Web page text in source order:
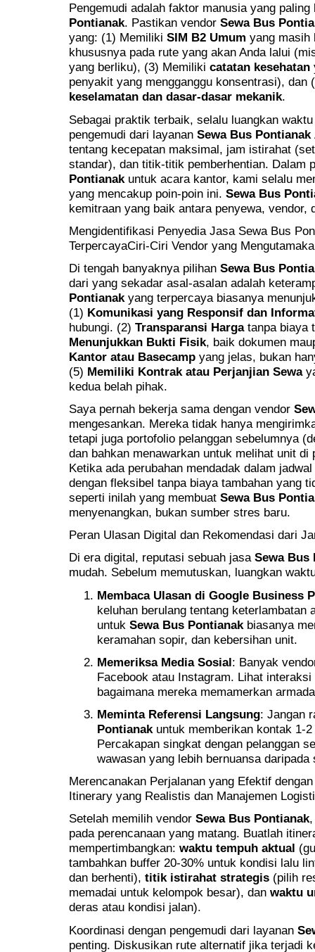
Pengemudi adalah faktor manusia yang
Pontianak. Pastikan vendor Sewa Bus
yang: (1) Memiliki SIM B2 Umum yang
khususnya pada rute yang akan Anda lalui
yang berliku), (3) Memiliki catatan kesehatan
penyakit yang mengganggu konsentrasi), dan
keselamatan dan dasar-dasar mekanik.
Sebagai praktik terbaik, selalu luangkan
pengemudi dari layanan Sewa Bus Pontianak
tentang kecepatan maksimal, jam istirahat
standar), dan titik-titik pemberhentian. Dalam
Pontianak untuk acara kantor, kami selalu
yang mencakup poin-poin ini. Sewa Bus
kemitraan yang baik antara penyewa, vendor,
Mengidentifikasi Penyedia Jasa Sewa Bus
TerpercayaCiri-Ciri Vendor yang
Di tengah banyaknya pilihan Sewa Bus
dari yang sekadar asal-asalan adalah
Pontianak yang terpercaya biasanya
(1) Komunikasi yang Responsif dan
hubungi. (2) Transparansi Hargatanpa biaya
Menunjukkan Bukti Fisik, baik dokumen
Kantor atau Basecamp yang jelas, bukan
(5) Memiliki Kontrak atau Perjanjian Sewa
kedua belah pihak.
Saya pernah bekerja sama dengan vendor
mengesankan. Mereka tidak hanya
tetapi juga portofolio pelanggan sebelumnya
dan bahkan menawarkan untuk melihat unit
Ketika ada perubahan mendadak dalam
dengan fleksibel tanpa biaya tambahan yang
seperti inilah yang membuat Sewa Bus
menyenangkan, bukan sumber stres baru.
Peran Ulasan Digital dan Rekomendasi dari
Di era digital, reputasi sebuah jasa Sewa Bus
mudah. Sebelum memutuskan, luangkan
Membaca Ulasan di Google Business
keluhan berulang tentang keterlambatan
untuk Sewa Bus Pontianak biasanya
keramahan sopir, dan kebersihan unit.
Memeriksa Media Sosial: Banyak
Facebook atau Instagram. Lihat
bagaimana mereka memamerkan
Meminta Referensi Langsung: Jangan
Pontianakuntuk memberikan kontak 1-
Percakapan singkat dengan pelanggan
wawasan yang lebih bernuansa
Merencanakan Perjalanan yang Efektif
Itinerary yang Realistis dan Manajemen
Setelah memilih vendor Sewa Bus Pontianak,
pada perencanaan yang matang. Buatlah
mempertimbangkan: waktu tempuh aktual
tambahkan buffer 20-30% untuk kondisi lalu
dan berhenti), titik istirahat strategis (pilih
memadai untuk kelompok besar), dan waktu
deras atau kondisi jalan).
Koordinasi dengan pengemudi dari layanan
penting. Diskusikan rute alternatif jika terjadi